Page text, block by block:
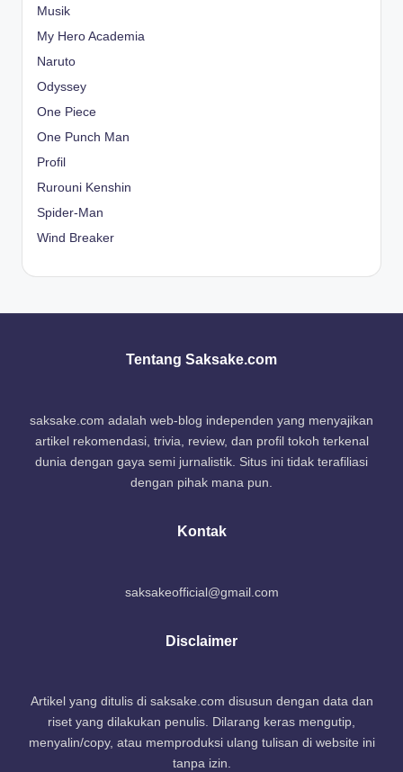
Musik
My Hero Academia
Naruto
Odyssey
One Piece
One Punch Man
Profil
Rurouni Kenshin
Spider-Man
Wind Breaker
Tentang Saksake.com
saksake.com adalah web-blog independen yang menyajikan
artikel rekomendasi, trivia, review, dan profil tokoh terkenal
dunia dengan gaya semi jurnalistik. Situs ini tidak terafiliasi
dengan pihak mana pun.
Kontak
saksakeofficial@gmail.com
Disclaimer
Artikel yang ditulis di saksake.com disusun dengan data dan
riset yang dilakukan penulis. Dilarang keras mengutip,
menyalin/copy, atau memproduksi ulang tulisan di website ini
tanpa izin.